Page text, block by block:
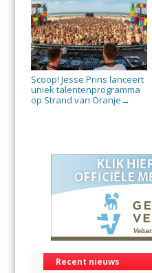
Scoop! Jesse Prins lanceert
uniek talentenprogramma
op Strand van Oranje →
Recent nieuws